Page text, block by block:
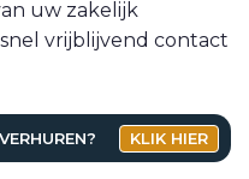
uw zakelijk
vrijblijvend contact
KLIK HIER